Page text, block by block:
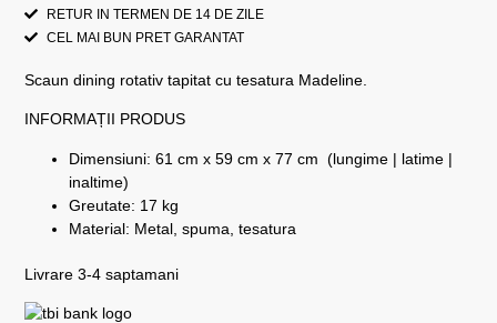
RETUR IN TERMEN DE 14 DE ZILE
CEL MAI BUN PRET GARANTAT
Scaun dining rotativ tapitat cu tesatura Madeline.
INFORMAȚII PRODUS
Dimensiuni: 61 cm x 59 cm x 77 cm (lungime | latime |
inaltime)
Greutate: 17 kg
Material: Metal, spuma, tesatura
Livrare 3-4 saptamani